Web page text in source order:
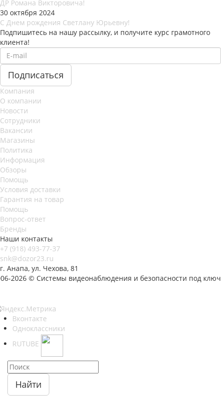
ДР Романа Викторовича!
30 октября 2024
С Днем рождения Светлану Юрьевну!
Подпишитесь на нашу рассылку, и получите курс грамотного
клиента!
Компания
О компании
Новости
Сотрудники
Вакансии
Магазины
Политика
Информация
Обзоры
Помощь
Условия доставки
Гарантия на товар
Помощь
Вопрос-ответ
Бренды
Наши контакты
+7 (918) 493-77-37
snk@dozor23.ru
г. Анапа, ул. Чехова, 81
2026 © Системы видеонаблюдения и безопасности под ключ
Вконтакте
Одноклассники
RUTUBE
Найти